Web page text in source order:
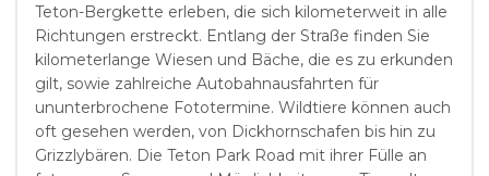
Teton-Bergkette erleben, die sich kilometerweit in alle
Richtungen erstreckt. Entlang der Straße finden Sie
kilometerlange Wiesen und Bäche, die es zu erkunden
gilt, sowie zahlreiche Autobahnausfahrten für
ununterbrochene Fototermine. Wildtiere können auch
oft gesehen werden, von Dickhornschafen bis hin zu
Grizzlybären. Die Teton Park Road mit ihrer Fülle an